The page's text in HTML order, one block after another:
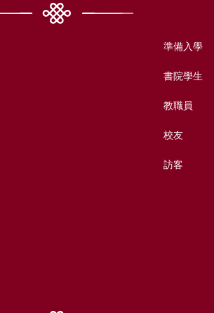
準備入學
書院學生
教職員
校友
訪客